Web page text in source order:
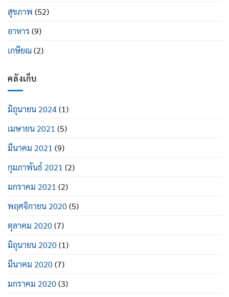
สุขภาพ (52)
อาหาร (9)
เกษียณ(2)
คลังเก็บ
มิถุนายน 2024(1)
เมษายน 2021 (5)
มีนาคม 2021 (9)
กุมภาพันธ์ 2021 (2)
มกราคม 2021 (2)
พฤศจิกายน 2020(5)
ตุลาคม 2020(7)
มิถุนายน 2020(1)
มีนาคม 2020(7)
มกราคม 2020(3)